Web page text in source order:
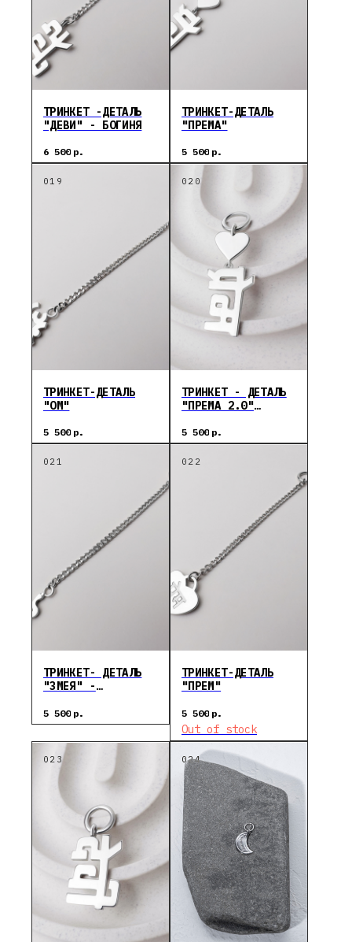
ТРИНКЕТ -ДЕТАЛЬ
"ДЕВИ" - БОГИНЯ
6 500 р.
ТРИНКЕТ-ДЕТАЛЬ
"ПРЕМА"
5 500 р.
ТРИНКЕТ-ДЕТАЛЬ
"ОМ"
5 500 р.
ТРИНКЕТ - ДЕТАЛЬ
"ПРЕМА 2.0"
5 500 р.
ТРИНКЕТ- ДЕТАЛЬ
"ЗМЕЯ" -
5 500 р.
ТРИНКЕТ-ДЕТАЛЬ
"ПРЕМ"
5 500 р.
Out of stock